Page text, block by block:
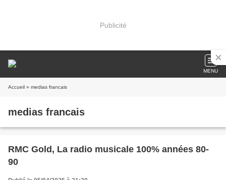
Publicité
MENU
Accueil » medias francais
medias francais
RMC Gold, La radio musicale 100% années 80-
90